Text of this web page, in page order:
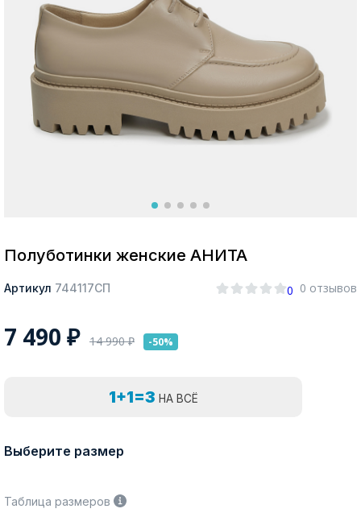
Полуботинки женские АНИТА
Артикул 744117СП 0 0 отзывов
7 490 ₽ 14 990₽ -50%
1+1=3 НА ВСЁ
Выберите размер
Таблица размеров